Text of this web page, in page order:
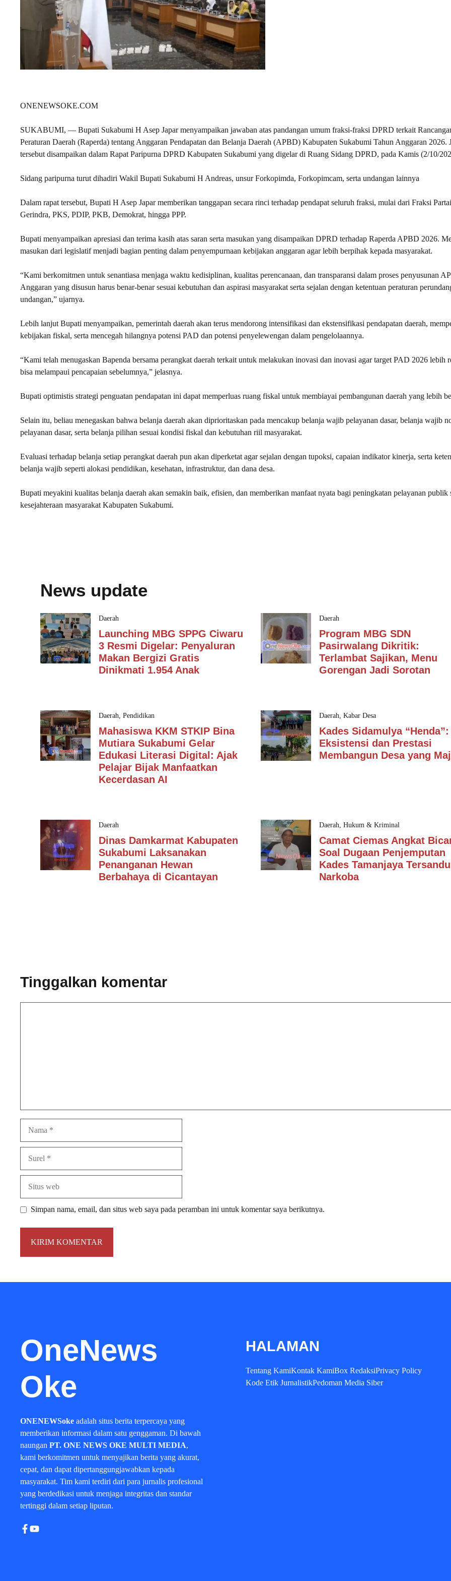
ONENEWSOKE.COM
SUKABUMI, — Bupati Sukabumi H Asep Japar menyampaikan jawaban atas pandangan umum fraksi-fraksi DPRD terkait
Peraturan Daerah (Raperda) tentang Anggaran Pendapatan dan Belanja Daerah (APBD) Kabupaten Sukabumi Tahun Anggaran 2026.
tersebut disampaikan dalam Rapat Paripurna DPRD Kabupaten Sukabumi yang digelar di Ruang Sidang DPRD, pada Kamis (2/10/
Sidang paripurna turut dihadiri Wakil Bupati Sukabumi H Andreas, unsur Forkopimda, Forkopimcam, serta undangan lainnya
Dalam rapat tersebut, Bupati H Asep Japar memberikan tanggapan secara rinci terhadap pendapat seluruh fraksi, mulai dari Fraksi
Gerindra, PKS, PDIP, PKB, Demokrat, hingga PPP.
Bupati menyampaikan apresiasi dan terima kasih atas saran serta masukan yang disampaikan DPRD terhadap Raperda APBD 2026.
masukan dari legislatif menjadi bagian penting dalam penyempurnaan kebijakan anggaran agar lebih berpihak kepada masyarakat.
“Kami berkomitmen untuk senantiasa menjaga waktu kedisiplinan, kualitas perencanaan, dan transparansi dalam proses penyusunan
Anggaran yang disusun harus benar-benar sesuai kebutuhan dan aspirasi masyarakat serta sejalan dengan ketentuan peraturan
undangan,” ujarnya.
Lebih lanjut Bupati menyampaikan, pemerintah daerah akan terus mendorong intensifikasi dan ekstensifikasi pendapatan daerah,
kebijakan fiskal, serta mencegah hilangnya potensi PAD dan potensi penyelewengan dalam pengelolaannya.
“Kami telah menugaskan Bapenda bersama perangkat daerah terkait untuk melakukan inovasi dan inovasi agar target PAD 2026 lebih
bisa melampaui pencapaian sebelumnya,” jelasnya.
Bupati optimistis strategi penguatan pendapatan ini dapat memperluas ruang fiskal untuk membiayai pembangunan daerah yang lebih
Selain itu, beliau menegaskan bahwa belanja daerah akan diprioritaskan pada mencakup belanja wajib pelayanan dasar, belanja wajib
pelayanan dasar, serta belanja pilihan sesuai kondisi fiskal dan kebutuhan riil masyarakat.
Evaluasi terhadap belanja setiap perangkat daerah pun akan diperketat agar sejalan dengan tupoksi, capaian indikator kinerja, serta
belanja wajib seperti alokasi pendidikan, kesehatan, infrastruktur, dan dana desa.
Bupati meyakini kualitas belanja daerah akan semakin baik, efisien, dan memberikan manfaat nyata bagi peningkatan pelayanan publik
kesejahteraan masyarakat Kabupaten Sukabumi.
News update
Daerah
Launching MBG SPPG Ciwaru
3 Resmi Digelar: Penyaluran
Makan Bergizi Gratis
Dinikmati 1.954 Anak
Daerah
Program MBG SDN
Pasirwalang Dikritik:
Terlambat Sajikan, Menu
Gorengan Jadi Sorotan
Daerah, Pendidikan
Mahasiswa KKM STKIP Bina
Mutiara Sukabumi Gelar
Edukasi Literasi Digital: Ajak
Pelajar Bijak Manfaatkan
Kecerdasan AI
Daerah, Kabar Desa
Kades Sidamulya “Henda”:
Eksistensi dan Prestasi
Membangun Desa yang
Daerah
Dinas Damkarmat Kabupaten
Sukabumi Laksanakan
Penanganan Hewan
Berbahaya di Cicantayan
Daerah, Hukum & Kriminal
Camat Ciemas Angkat
Soal Dugaan Penjemputan
Kades Tamanjaya
Narkoba
Tinggalkan komentar
Simpan nama, email, dan situs web saya pada peramban ini untuk komentar saya berikutnya.
OneNews
Oke
ONENEWSoke adalah situs berita terpercaya yang
memberikan informasi dalam satu genggaman. Di bawah
naungan PT. ONE NEWS OKE MULTI MEDIA,
kami berkomitmen untuk menyajikan berita yang akurat,
cepat, dan dapat dipertanggungjawabkan kepada
masyarakat. Tim kami terdiri dari para jurnalis profesional
yang berdedikasi untuk menjaga integritas dan standar
tertinggi dalam setiap liputan.
HALAMAN
Tentang KamiKontak KamiBox RedaksiPrivacy Policy
Kode Etik JurnalistikPedoman Media Siber